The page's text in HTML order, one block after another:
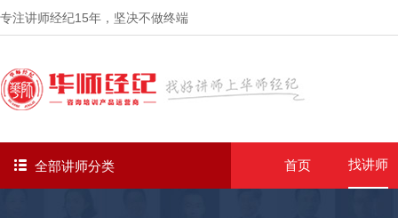
专注讲师经纪15年 ，坚决不做终端
全部讲师分类 首页 找讲师